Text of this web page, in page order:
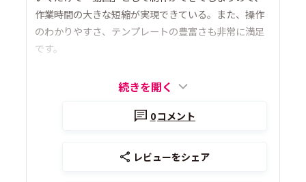
作業時間の大きな短縮が実現できている。また、操作
のわかりやすさ、テンプレートの豊富さも非常に満足
です。
続きを開く
0コメント
レビューをシェア